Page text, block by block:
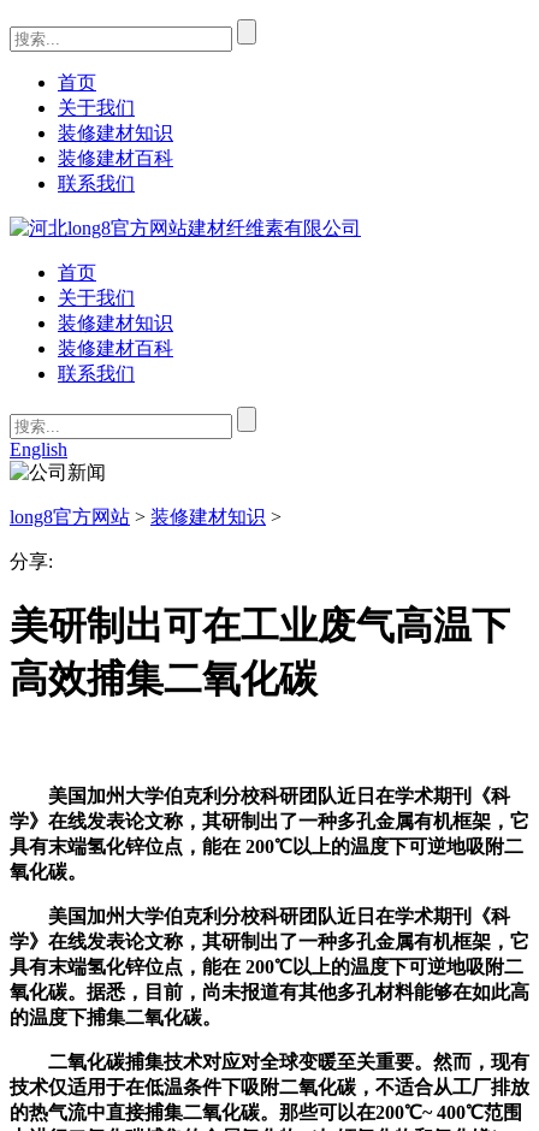
首页
关于我们
装修建材知识
装修建材百科
联系我们
首页
关于我们
装修建材知识
装修建材百科
联系我们
English
long8官方网站 > 装修建材知识 >
分享:
美研制出可在工业废气高温下
高效捕集二氧化碳
美国加州大学伯克利分校科研团队近日在学术期刊《科
学》在线发表论文称，其研制出了一种多孔金属有机框架，它
具有末端氢化锌位点，能在 200℃以上的温度下可逆地吸附二
氧化碳。
美国加州大学伯克利分校科研团队近日在学术期刊《科
学》在线发表论文称，其研制出了一种多孔金属有机框架，它
具有末端氢化锌位点，能在 200℃以上的温度下可逆地吸附二
氧化碳。据悉，目前，尚未报道有其他多孔材料能够在如此高
的温度下捕集二氧化碳。
二氧化碳捕集技术对应对全球变暖至关重要。然而，现有
技术仅适用于在低温条件下吸附二氧化碳，不适合从工厂排放
的热气流中直接捕集二氧化碳。那些可以在200℃~ 400℃范围